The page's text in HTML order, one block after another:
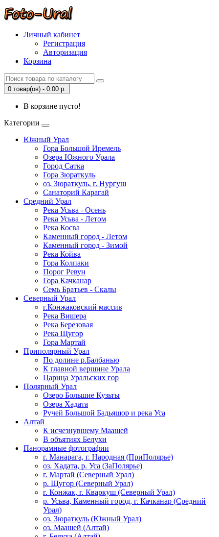
Личный кабинет
Регистрация
Авторизация
Корзина
0 товар(ов) - 0.00 р.
В корзине пусто!
Категории
Южный Урал
Гора Большой Иремель
Озера Южного Урала
Город Сатка
Гора Зюраткуль
оз. Зюраткуль, г. Нургуш
Санаторий Карагай
Средний Урал
Река Усьва - Осень
Река Усьва - Летом
Река Косва
Каменный город - Летом
Каменный город - Зимой
Река Койва
Гора Колпаки
Порог Ревун
Гора Качканар
Семь Братьев - Скалы
Северный Урал
г.Конжаковский массив
Река Вишера
Река Березовая
Река Щугор
Гора Мартай
Приполярный Урал
По долине р.Балбанью
К главной вершине Урала
Царица Уральских гор
Полярный Урал
Озеро Большие Кузьты
Озера Хадата
Ручей Большой Бадьяшор и река Уса
Алтай
К исчезнувшему Маашей
В объятиях Белухи
Панорамные фотографии
г. Манарага, г. Народная (ПриПолярье)
оз. Хадата, р. Уса (ЗаПолярье)
г. Мартай (Северный Урал)
р. Щугор (Северный Урал)
г. Конжак, г. Кваркуш (Северный Урал)
р. Усьва, Каменный город, г. Качканар (Средний
Урал)
оз. Зюраткуль (Южный Урал)
оз. Маашей (Алтай)